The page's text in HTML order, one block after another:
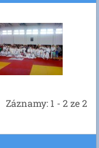
Záznamy: 1 - 2 ze 2